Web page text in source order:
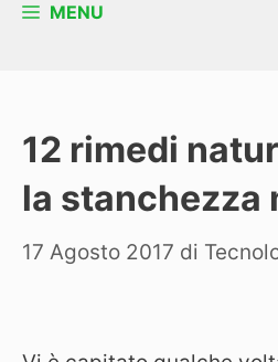
MENU
12 rimedi
la stanchezza
17 Agosto 2017 di